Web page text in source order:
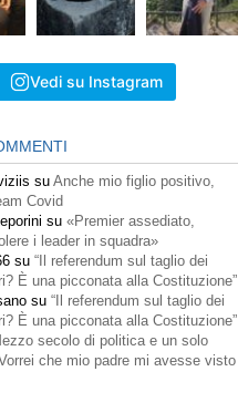
Vedi su Instagram
su Anche mio figlio positivo,
Covid
su «Premier assediato,
i leader in squadra»
su “Il referendum sul taglio dei
È una picconata alla Costituzione”
su “Il referendum sul taglio dei
È una picconata alla Costituzione”
secolo di politica e un solo
che mio padre mi avesse visto